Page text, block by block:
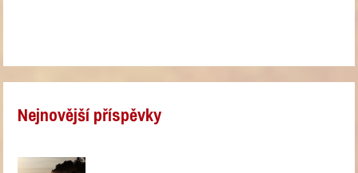
Nejnovější příspěvky